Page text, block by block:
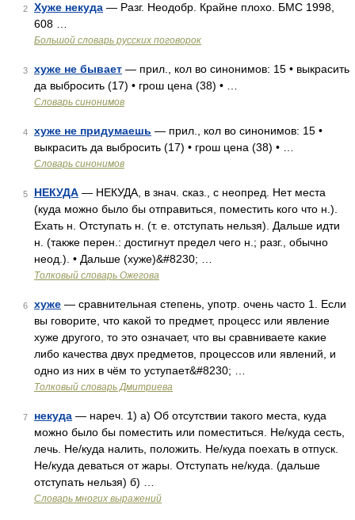
2 Хуже некуда — Разг. Неодобр. Крайне плохо. БМС 1998,
608 …
Большой словарь русских поговорок
3 хуже не бывает — прил., кол во синонимов: 15 • выкрасить
да выбросить (17) • грош цена (38) • …
Словарь синонимов
4 хуже не придумаешь — прил., кол во синонимов: 15 •
выкрасить да выбросить (17) • грош цена (38) • …
Словарь синонимов
5 НЕКУДА — НЕКУДА, в знач. сказ., с неопред. Нет места
(куда можно было бы отправиться, поместить кого что н.).
Ехать н. Отступать н. (т. е. отступать нельзя). Дальше идти
н. (также перен.: достигнут предел чего н.; разг., обычно
неод.). • Дальше (хуже)&#8230; …
Толковый словарь Ожегова
6 хуже — сравнительная степень, употр. очень часто 1. Если
вы говорите, что какой то предмет, процесс или явление
хуже другого, то это означает, что вы сравниваете какие
либо качества двух предметов, процессов или явлений, и
одно из них в чём то уступает&#8230; …
Толковый словарь Дмитриева
7 некуда — нареч. 1) а) Об отсутствии такого места, куда
можно было бы поместить или поместиться. Не/куда сесть,
лечь. Не/куда налить, положить. Не/куда поехать в отпуск.
Не/куда деваться от жары. Отступать не/куда. (дальше
отступать нельзя) б) …
Словарь многих выражений